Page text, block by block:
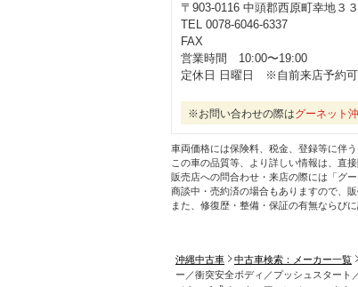
〒903-0116 中頭郡西原町幸地３
TEL 0078-6046-6337
FAX
営業時間 10:00〜19:00
定休日 日曜日 ※自前来店予約
※お問い合わせの際はグーネット
車両価格には保険料、税金、登録等に伴
この車の品質等、より詳しい情報は、直
販売店への問合わせ・来店の際には「グ
商談中・売約済の場合もありますので、
また、修復歴・整備・保証の有無ならび
沖縄中古車 中古車検索：メーカー一覧
ー／衝突安全ボディ／プッシュスタート